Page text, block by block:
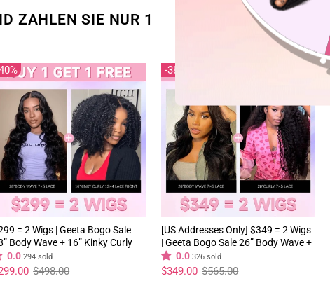
ZAHLEN SIE NUR 1
= 2 Wigs | Geeta Bogo Sale
Body Wave + 16” Kinky Curly
250% Density Flash Sale
0.0294 sold
$498.00
38%
[US Addresses Only] $349 = 2 Wigs
| Geeta Bogo Sale 26” Body Wave +
26” Curly Wig 180% Density Flash
Sale
0.0326 sold
Normaler
Preis
$565.00
Sonderpreis
$349.00